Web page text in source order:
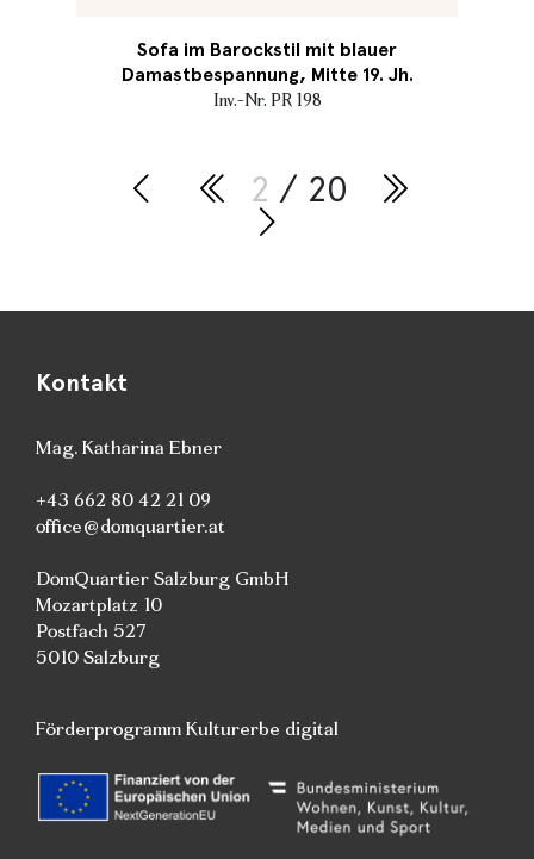
Sofa im Barockstil mit blauer
Damastbespannung, Mitte 19. Jh.
Inv.-Nr. PR 198
2 / 20
Kontakt
Mag. Katharina Ebner
+43 662 80 42 21 09
office@domquartier.at
DomQuartier Salzburg GmbH
Mozartplatz 10
Postfach 527
5010 Salzburg
Förderprogramm Kulturerbe digital